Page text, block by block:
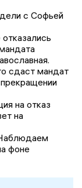
с Софьей
сдаст мандат
на отказ
на
фоне